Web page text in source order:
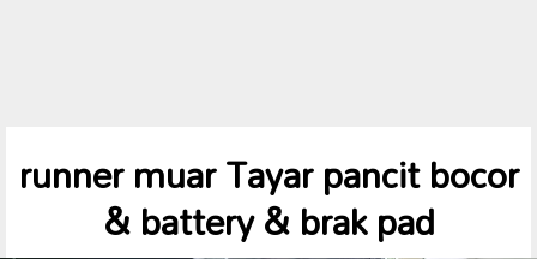
runner muar Tayar pancit bocor
& battery & brak pad